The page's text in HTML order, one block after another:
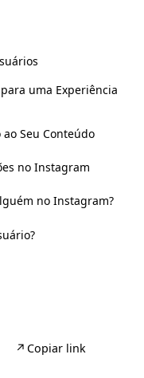
uma Experiência
Seu Conteúdo
no Instagram
no Instagram?
↗ Copiar link